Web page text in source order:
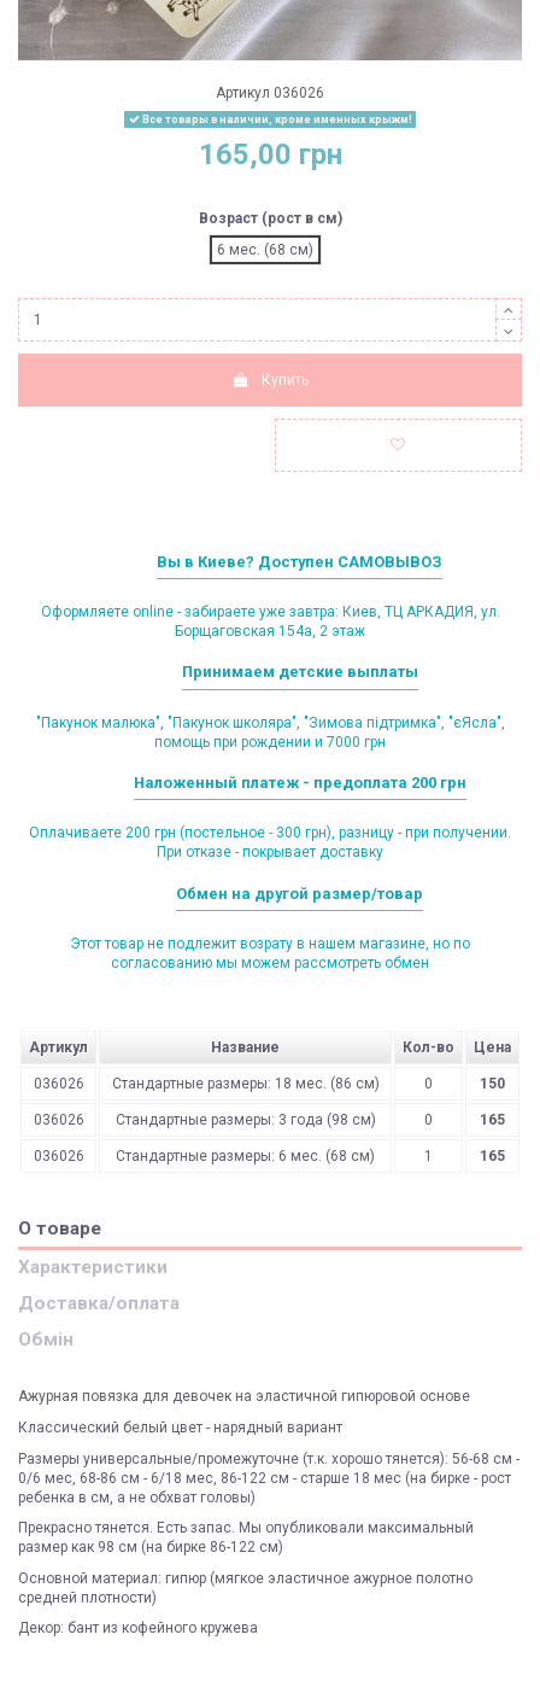
Артикул 036026
Все товары в наличии, кроме именных крыжм!
165,00 грн
Возраст (рост в см)
6 мес. (68 см)
Купить
Вы в Киеве? Доступен САМОВЫВОЗ
Оформляете online - забираете уже завтра: Киев, ТЦ АРКАДИЯ, ул.
Борщаговская 154а, 2 этаж
Принимаем детские выплаты
"Пакунок малюка", "Пакунок школяра", "Зимова підтримка", "єЯсла",
помощь при рождении и 7000 грн
Наложенный платеж - предоплата 200 грн
Оплачиваете 200 грн (постельное - 300 грн), разницу - при получении.
При отказе - покрывает доставку
Обмен на другой размер/товар
Этот товар не подлежит возрату в нашем магазине, но по
согласованию мы можем рассмотреть обмен
Артикул Название Кол-во Цена
036026 Стандартные размеры: 18 мес. (86 см) 0 150
036026 Стандартные размеры: 3 года (98 см) 0 165
036026 Стандартные размеры: 6 мес. (68 см) 1 165
О товаре
Характеристики
Доставка/оплата
Обмін
Ажурная повязка для девочек на эластичной гипюровой основе
Классический белый цвет - нарядный вариант
Размеры универсальные/промежуточне (т.к. хорошо тянется): 56-68 см -
0/6 мес, 68-86 см - 6/18 мес, 86-122 см - старше 18 мес (на бирке - рост
ребенка в см, а не обхват головы)
Прекрасно тянется. Есть запас. Мы опубликовали максимальный
размер как 98 см (на бирке 86-122 см)
Основной материал: гипюр (мягкое эластичное ажурное полотно
средней плотности)
Декор: бант из кофейного кружева